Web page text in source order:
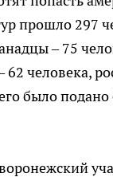
прошло 297
– 75
человека,
было